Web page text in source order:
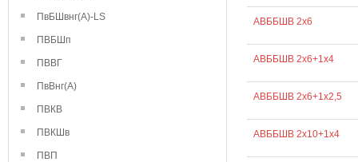
ПвБШвнг(А)-LS
ПВБШп
ПВВГ
ПвВнг(А)
ПВКВ
ПВКШв
ПВП
АВББШВ 2х6
АВББШВ 2х6+1х4
АВББШВ 2х6+1х2,5
АВББШВ 2х10+1х4